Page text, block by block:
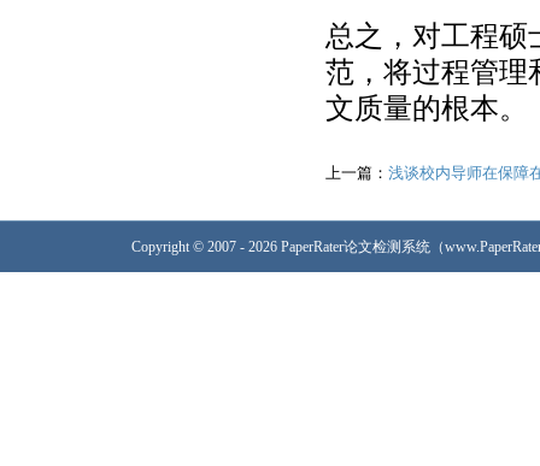
总之，对工程硕
范，将过程管理
文质量的根本。
上一篇： 浅谈校内导师在保障
Copyright © 2007 - 2026 PaperRater论文检测系统（